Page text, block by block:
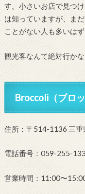
す。小さいお店で見つ
は知っていますが、ま
ことがない人も多いはず
観光客なんて絶対行か
Broccoli（ブロ
住所：〒514-1136 三重
電話番号：059-255-
営業時間：11:00〜